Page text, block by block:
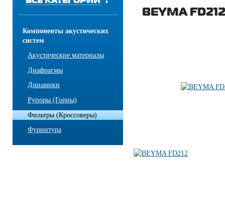
Компоненты акустических
систем
Акустические материалы
Диафрагмы
Динамики
Рупоры (Горны)
Фильтры (Кроссоверы)
Фурнитура
BEYMA